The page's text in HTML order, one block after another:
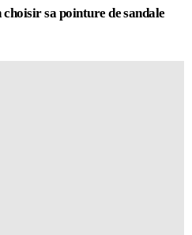
sa pointure de sandale